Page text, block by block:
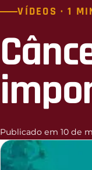
VÍDEOS · 1
Publicado em 10 de